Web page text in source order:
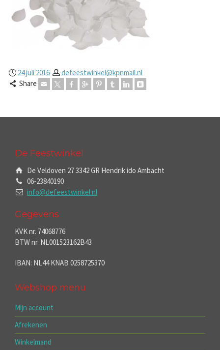
24 juli 2016
defeestwinkel@kpnmail.nl
Share
De Feestwinkel
De Veldoven 27 3342 GR Hendrik ido Ambacht
06-23840190
info@defeestwinkel.nl
Gegevens
KVK nr. 74068776
BTW nr. NL001523162B43
IBAN: NL44 KNAB 0258725370
Webshop menu
Mijn account
Afrekenen
Winkelmand